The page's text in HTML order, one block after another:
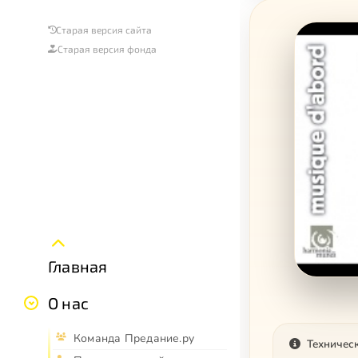
Старая версия сайта
Старая версия фонда
Главная
О нас
Команда Предание.ру